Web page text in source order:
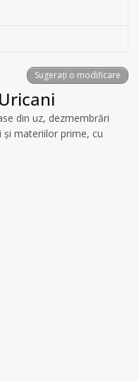
Sugerați o modificare
din uz, dezmembrări
materiilor prime, cu